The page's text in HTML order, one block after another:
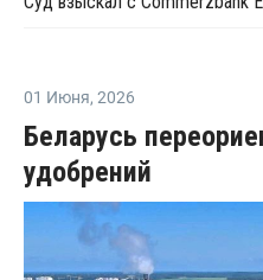
01 Июня, 2026
Беларусь
удобрений